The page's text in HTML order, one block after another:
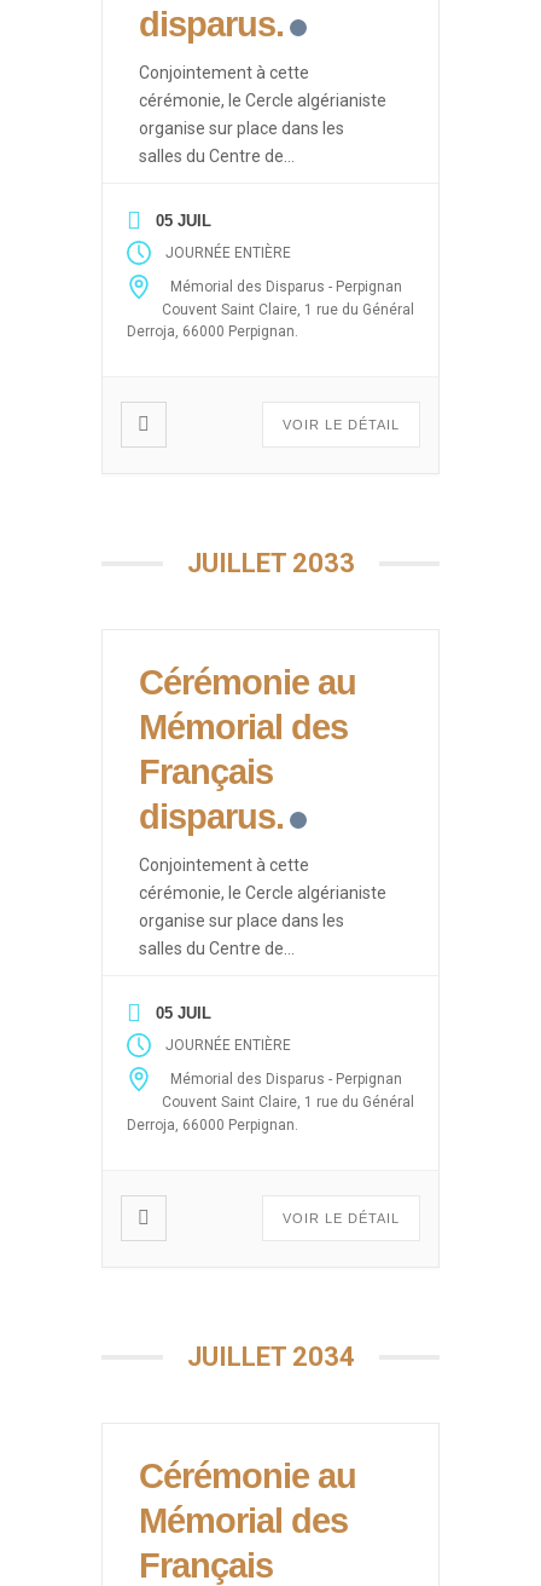
disparus.
Conjointement à cette
cérémonie, le Cercle algérianiste
organise sur place dans les
salles du Centre de
d’Algérie des événements ayant
pour thèmes les drames de la
guerre d’Algérie (Enlèvements et
disparitions massives après le 19
mars 1962, 5 juillet 1962, 26
débats […]
05 JUIL
JOURNÉE ENTIÈRE
Mémorial des Disparus - Perpignan
Couvent Saint Claire, 1 rue du Général
Derroja, 66000 Perpignan.
VOIR LE DÉTAIL
JUILLET 2033
Cérémonie au
Mémorial des
Français
disparus.
Conjointement à cette
cérémonie, le Cercle algérianiste
organise sur place dans les
salles du Centre de
d’Algérie des événements ayant
pour thèmes les drames de la
guerre d’Algérie (Enlèvements et
disparitions massives après le 19
mars 1962, 5 juillet 1962, 26
débats […]
05 JUIL
JOURNÉE ENTIÈRE
Mémorial des Disparus - Perpignan
Couvent Saint Claire, 1 rue du Général
Derroja, 66000 Perpignan.
VOIR LE DÉTAIL
JUILLET 2034
Cérémonie au
Mémorial des
Français